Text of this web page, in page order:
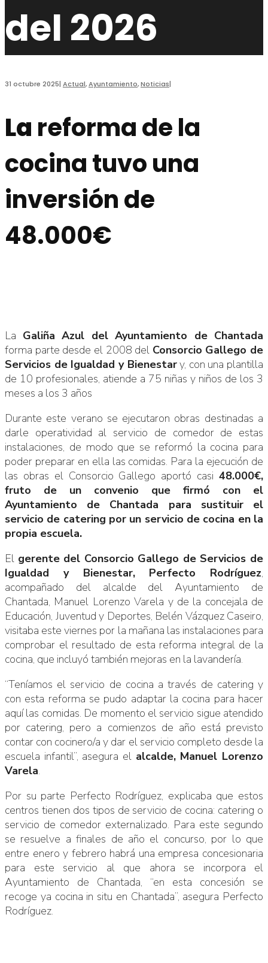
del 2026
31 octubre 2025| Actual,Ayuntamiento,Noticias|
La reforma de la
cocina tuvo una
inversión de
48.000€
La Galiña Azul del Ayuntamiento de Chantada
forma parte desde el 2008 del Consorcio Gallego de
Servicios de Igualdad y Bienestary, con una plantilla
de 10 profesionales, atiende a 75 niñas y niños de los 3
meses a los 3 años
Durante este verano se ejecutaron obras destinadas a
darle operatividad al servicio de comedor de estas
instalaciones, de modo que se reformó la cocina para
poder preparar en ella las comidas. Para la ejecución de
las obras el Consorcio Gallego aportó casi 48.000€,
fruto de un convenio que firmó con el
Ayuntamiento de Chantada para sustituir el
servicio de catering por un servicio de cocina en la
propia escuela.
El gerente del Consorcio Gallego de Servicios de
Igualdad y Bienestar, Perfecto Rodríguez,
acompañado del alcalde del Ayuntamiento de
Chantada, Manuel Lorenzo Varela y de la concejala de
Educación, Juventud y Deportes, Belén Vázquez Caseiro,
visitaba este viernes por la mañana las instalaciones para
comprobar el resultado de esta reforma integral de la
cocina, que incluyó también mejoras en la lavandería.
“Teníamos el servicio de cocina a través de catering y
con esta reforma se pudo adaptar la cocina para hacer
aquí las comidas. De momento el servicio sigue atendido
por catering, pero a comienzos de año está previsto
contar con cocinero/a y dar el servicio completo desde la
escuela infantil”, asegura el alcalde, Manuel Lorenzo
Varela.
Por su parte Perfecto Rodríguez, explicaba que estos
centros tienen dos tipos de servicio de cocina: catering o
servicio de comedor externalizado. Para este segundo
se resuelve a finales de año el concurso, por lo que
entre enero y febrero habrá una empresa concesionaria
para este servicio al que ahora se incorpora el
Ayuntamiento de Chantada, “en esta concesión se
recoge ya cocina in situ en Chantada”, asegura Perfecto
Rodríguez.